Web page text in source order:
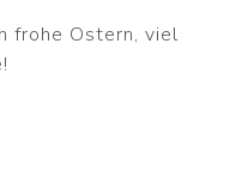
frohe Ostern, viel